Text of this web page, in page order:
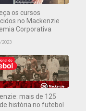
os cursos
no Mackenzie
Corporativa
2023
mais de 125
história no futebol